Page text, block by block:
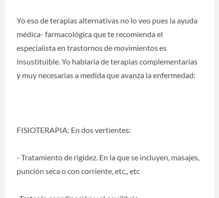
Yo eso de terapias alternativas no lo veo pues la ayuda
médica- farmacológica que te recomienda el
especialista en trastornos de movimientos es
insustituible. Yo hablaría de terapias complementarias
y muy necesarias a medida que avanza la enfermedad:
FISIOTERAPIA: En dos vertientes:
- Tratamiento de rigidez. En la que se incluyen, masajes,
punción seca o con corriente, etc,, etc